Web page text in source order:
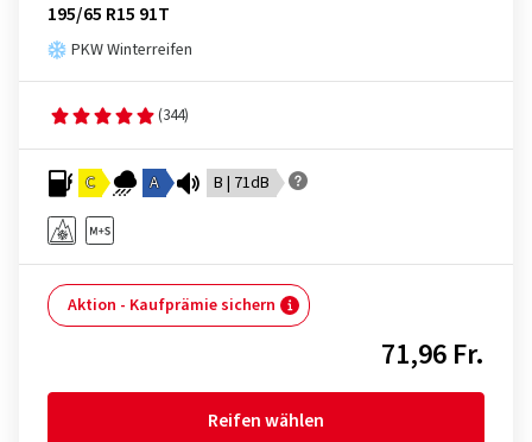
195/65 R15 91T
PKW Winterreifen
(344)
C A B | 71dB
Aktion - Kaufprämie sichern
71,96 Fr.
Reifen wählen